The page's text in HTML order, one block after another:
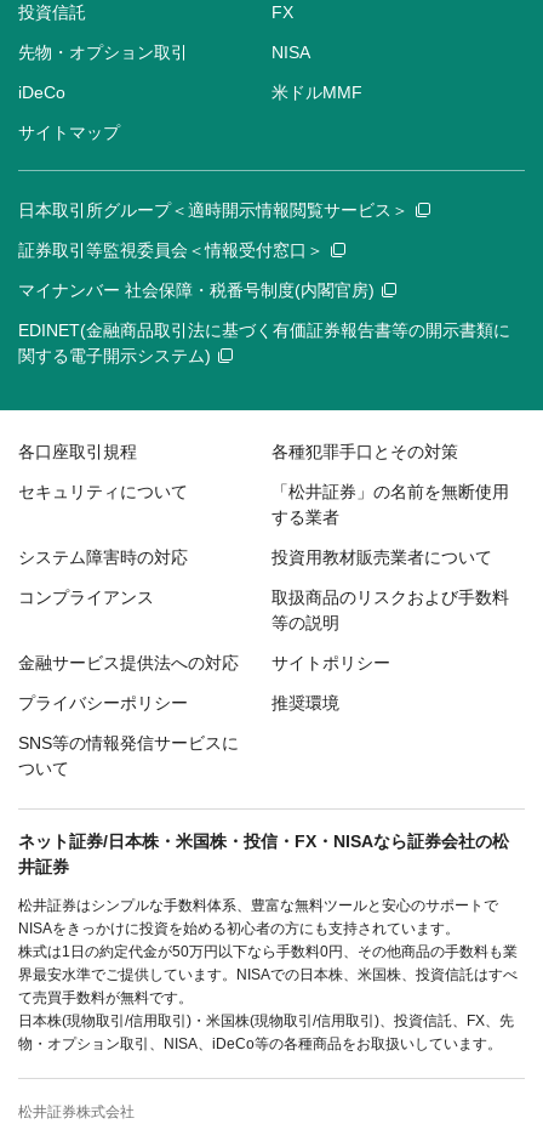
投資信託 FX
先物・オプション取引 NISA
iDeCo 米ドルMMF
サイトマップ
日本取引所グループ＜適時開示情報閲覧サービス＞
証券取引等監視委員会＜情報受付窓口＞
マイナンバー 社会保障・税番号制度(内閣官房)
EDINET(金融商品取引法に基づく有価証券報告書等の開示書類に
関する電子開示システム)
各口座取引規程 各種犯罪手口とその対策
セキュリティについて
「松井証券」の名前を無断使用
する業者
システム障害時の対応 投資用教材販売業者について
コンプライアンス
取扱商品のリスクおよび手数料
等の説明
金融サービス提供法への対応 サイトポリシー
プライバシーポリシー 推奨環境
SNS等の情報発信サービスに
ついて
ネット証券/日本株・米国株・投信・FX・NISAなら証券会社の松
井証券
松井証券はシンプルな手数料体系、豊富な無料ツールと安心のサポートで
NISAをきっかけに投資を始める初心者の方にも支持されています。
株式は1日の約定代金が50万円以下なら手数料0円、その他商品の手数料も業
界最安水準でご提供しています。NISAでの日本株、米国株、投資信託はすべ
て売買手数料が無料です。
日本株(現物取引/信用取引)・米国株(現物取引/信用取引)、投資信託、FX、先
物・オプション取引、NISA、iDeCo等の各種商品をお取扱いしています。
松井証券株式会社